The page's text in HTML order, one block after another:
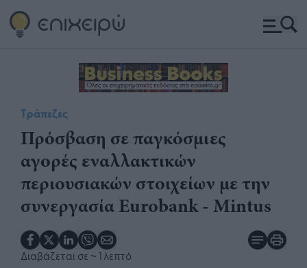
Τράπεζες
Πρόσβαση σε παγκόσμιες
αγορές εναλλακτικών
περιουσιακών στοιχείων με την
συνεργασία Eurobank - Mintus
Διαβάζεται σε ~ 1 λεπτό